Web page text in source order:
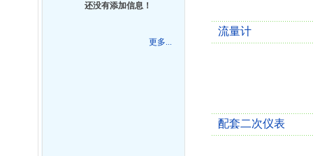
还没有添加信息！
更多...
流量计
配套二次仪表